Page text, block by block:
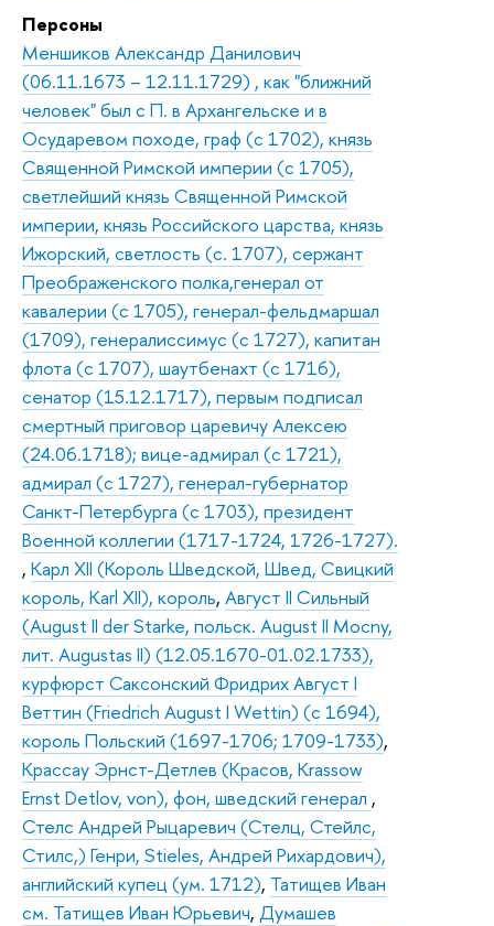
Персоны
Меншиков Александр Данилович
(06.11.1673 – 12.11.1729) , как "ближний
человек" был с П. в Архангельске и в
Осударевом походе, граф (с 1702), князь
Священной Римской империи (с 1705),
светлейший князь Священной Римской
империи, князь Российского царства, князь
Ижорский, светлость (с. 1707), сержант
Преображенского полка,генерал от
кавалерии (с 1705), генерал-фельдмаршал
(1709), генералиссимус (с 1727), капитан
флота (с 1707), шаутбенахт (с 1716),
сенатор (15.12.1717), первым подписал
смертный приговор царевичу Алексею
(24.06.1718); вице-адмирал (с 1721),
адмирал (с 1727), генерал-губернатор
Санкт-Петербурга (с 1703), президент
Военной коллегии (1717-1724, 1726-1727).
, Карл XII (Король Шведской, Швед, Свицкий
король, Karl XII), король, Август II Сильный
(August II der Starke, польск. August II Mocny,
лит. Augustas II) (12.05.1670-01.02.1733),
курфюрст Саксонский Фридрих Август I
Веттин (Friedrich August I Wettin) (с 1694),
король Польский (1697-1706; 1709-1733),
Крассау Эрнст-Детлев (Красов, Krassow
Ernst Detlov, von), фон, шведский генерал ,
Стелс Андрей Рыцаревич (Стелц, Стейлс,
Стилс,) Генри, Stiеles, Андрей Рихардович),
английский купец (ум. 1712), Татищев Иван
см. Татищев Иван Юрьевич, Думашев